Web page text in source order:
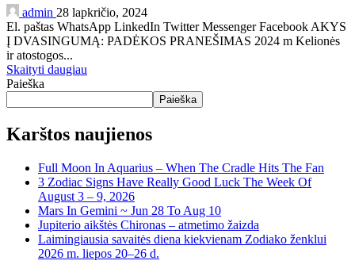
admin 28 lapkričio, 2024
El. paštas WhatsApp LinkedIn Twitter Messenger Facebook AKYS
Į DVASINGUMĄ: PADĖKOS PRANEŠIMAS 2024 m Kelionės
ir atostogos...
Skaityti daugiau
Paieška
Paieška
Karštos naujienos
Full Moon In Aquarius – When The Cradle Hits The Fan
3 Zodiac Signs Have Really Good Luck The Week Of
August 3 – 9, 2026
Mars In Gemini ~ Jun 28 To Aug 10
Jupiterio aikštės Chironas – atmetimo žaizda
Laimingiausia savaitės diena kiekvienam Zodiako ženklui
2026 m. liepos 20–26 d.